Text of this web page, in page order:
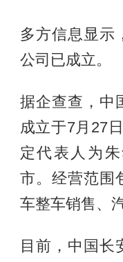
多方信息显示
公司已成立。
据企查查，中
成立于7月27
定代表人为
市。经营范围
车整车销售、
目前，中国长